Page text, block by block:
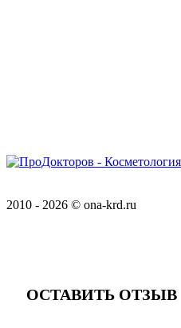
2010 - 2026 © ona-krd.ru
ОСТАВИТЬ ОТЗЫВ